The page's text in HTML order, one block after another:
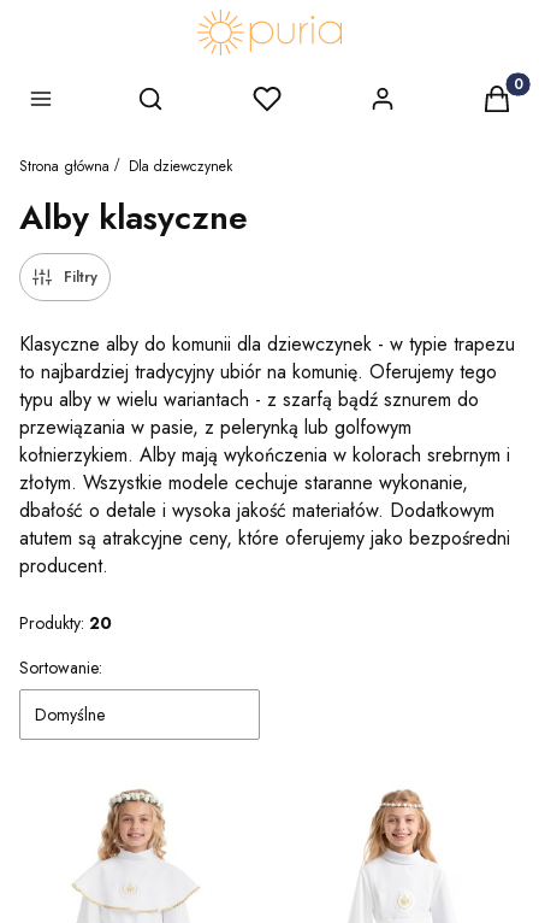
Menu Szukaj Ulubione Zaloguj się
Strona główna Dla dziewczynek
Alby klasyczne
Filtry
Klasyczne alby do komunii dla dziewczynek - w typie trapezu
to najbardziej tradycyjny ubiór na komunię. Oferujemy tego
typu alby w wielu wariantach - z szarfą bądź sznurem do
przewiązania w pasie, z pelerynką lub golfowym
kołnierzykiem. Alby mają wykończenia w kolorach srebrnym i
złotym. Wszystkie modele cechuje staranne wykonanie,
dbałość o detale i wysoka jakość materiałów. Dodatkowym
atutem są atrakcyjne ceny, które oferujemy jako bezpośredni
producent.
Produkty: 20
Lista produktów
Sortowanie:
Domyślne